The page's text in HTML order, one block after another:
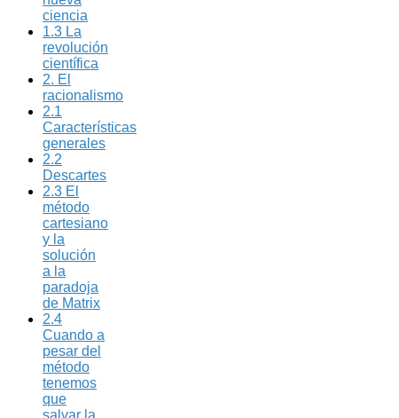
ciencia
1.3 La
revolución
científica
2. El
racionalismo
2.1
Características
generales
2.2
Descartes
2.3 El
método
cartesiano
y la
solución
a la
paradoja
de Matrix
2.4
Cuando a
pesar del
método
tenemos
que